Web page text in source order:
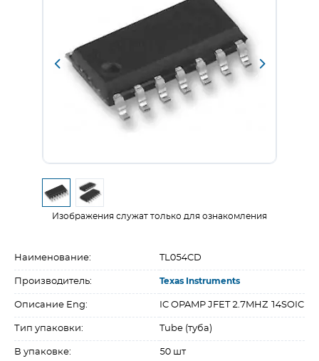
Изображения служат только для ознакомления
Наименование: TL054CD
Производитель: Texas Instruments
Описание Eng: IC OPAMP JFET 2.7MHZ 14SOIC
Тип упаковки: Tube (туба)
В упаковке: 50 шт